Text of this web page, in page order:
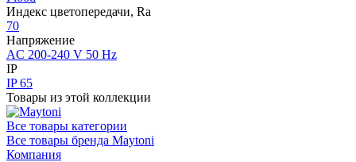
Индекс цветопередачи, Ra
70
Напряжение
AC 200-240 V 50 Hz
IP
IP 65
Товары из этой коллекции
Все товары категории
Все товары бренда Maytoni
Компания